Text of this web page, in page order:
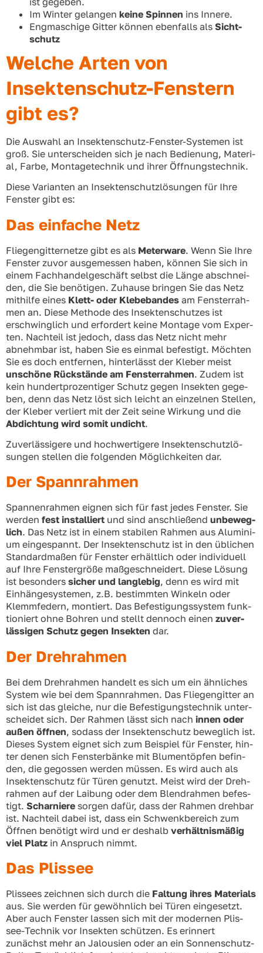
Im Win­ter gelan­gen kei­ne Spin­nen ins Inne­re.
Eng­ma­schi­ge Git­ter kön­nen eben­falls als Sicht­
schutz
Welche Arten von
Insektenschutz-Fenstern
gibt es?
Die Aus­wahl an Insek­ten­schutz-Fens­ter-Sys­te­men ist
groß. Sie unter­schei­den sich je nach Bedie­nung, Mate­ri­
al, Far­be, Mon­ta­ge­tech­nik und ihrer Öff­nungs­tech­nik.
Die­se Vari­an­ten an Insek­ten­schutz­lö­sun­gen für Ihre
Fens­ter gibt es:
Das einfache Netz
Flie­gen­git­ter­net­ze gibt es als Meter­wa­re. Wenn Sie Ihre
Fens­ter zuvor aus­ge­mes­sen haben, kön­nen Sie sich in
einem Fach­han­del­ge­schäft selbst die Län­ge abschnei­
den, die Sie benö­ti­gen. Zuhau­se brin­gen Sie das Netz
mit­hil­fe eines Klett- oder Kle­be­ban­des am Fens­ter­rah­
men an. Die­se Metho­de des Insek­ten­schut­zes ist
erschwing­lich und erfor­dert kei­ne Mon­ta­ge vom Exper­
ten. Nach­teil ist jedoch, dass das Netz nicht mehr
abnehm­bar ist, haben Sie es ein­mal befes­tigt. Möch­ten
Sie es doch ent­fer­nen, hin­ter­lässt der Kle­ber meist
unschö­ne Rück­stän­de am Fens­ter­rah­men. Zudem ist
kein hun­dert­pro­zen­ti­ger Schutz gegen Insek­ten gege­
ben, denn das Netz löst sich leicht an ein­zel­nen Stel­len,
der Kle­ber ver­liert mit der Zeit sei­ne Wir­kung und die
Abdich­tung wird somit undicht.
Zuver­läs­si­ge­re und hoch­wer­ti­ge­re Insek­ten­schutz­lö­
sun­gen stel­len die fol­gen­den Mög­lich­kei­ten dar.
Der Spannrahmen
Span­nen­rah­men eig­nen sich für fast jedes Fens­ter. Sie
wer­den fest instal­liert und sind anschlie­ßend unbe­weg­
lich. Das Netz ist in einem sta­bi­len Rah­men aus Alu­mi­ni­
um ein­ge­spannt. Der Insek­ten­schutz ist in den übli­chen
Stan­dard­ma­ßen für Fens­ter erhält­lich oder indi­vi­du­ell
auf Ihre Fens­ter­grö­ße maß­ge­schnei­dert. Die­se Lösung
ist beson­ders sicher und lang­le­big, denn es wird mit
Ein­hän­ge­sys­te­men, z.B. bestimm­ten Win­keln oder
Klemm­fe­dern, mon­tiert. Das Befes­ti­gungs­sys­tem funk­
tio­niert ohne Boh­ren und stellt den­noch einen zuver­
läs­si­gen Schutz gegen Insek­ten dar.
Der Drehrahmen
Bei dem Dreh­rah­men han­delt es sich um ein ähn­li­ches
Sys­tem wie bei dem Spann­rah­men. Das Flie­gen­git­ter an
sich ist das glei­che, nur die Befes­ti­gungs­tech­nik unter­
schei­det sich. Der Rah­men lässt sich nach innen oder
außen öff­nen, sodass der Insek­ten­schutz beweg­lich ist.
Die­ses Sys­tem eig­net sich zum Bei­spiel für Fens­ter, hin­
ter denen sich Fens­ter­bän­ke mit Blu­men­töp­fen befin­
den, die gegos­sen wer­den müs­sen. Es wird auch als
Insek­ten­schutz für Türen genutzt. Meist wird der Dreh­
rah­men auf der Lai­bung oder dem Blend­rah­men befes­
tigt. Schar­nie­re sor­gen dafür, dass der Rah­men dreh­bar
ist. Nach­teil dabei ist, dass ein Schwenk­be­reich zum
Öff­nen benö­tigt wird und er des­halb ver­hält­nis­mä­ßig
viel Platz in Anspruch nimmt.
Das Plissee
Plis­sees zeich­nen sich durch die Fal­tung ihres Mate­ri­als
aus. Sie wer­den für gewöhn­lich bei Türen ein­ge­setzt.
Aber auch Fens­ter las­sen sich mit der moder­nen Plis­
see-Tech­nik vor Insek­ten schüt­zen. Es erin­nert
zunächst mehr an Jalou­sien oder an ein Son­nen­schutz-